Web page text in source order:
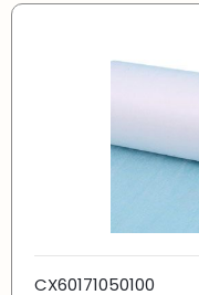
CX60171050100